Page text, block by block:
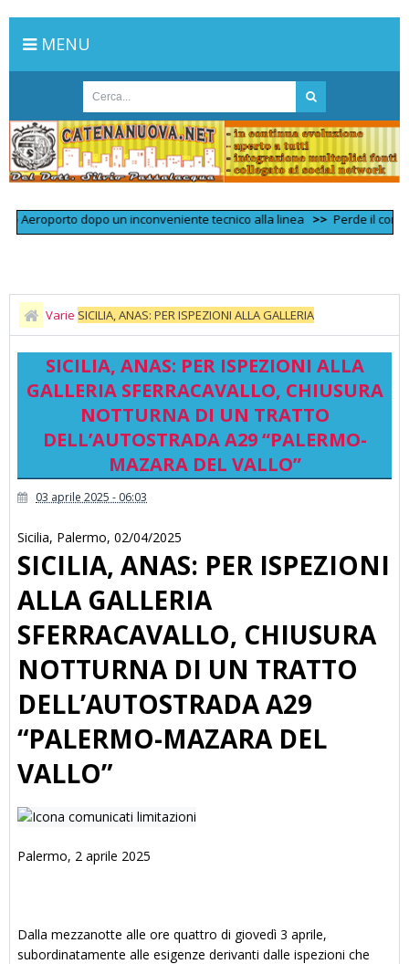
MENU
dopo un inconveniente tecnico alla linea >> Perde il
Varie SICILIA, ANAS: PER ISPEZIONI ALLA GALLERIA
SFERRACAVALLO, CHIUSURA NOTTURNA DI UN TRATTO
DELL’AUTOSTRADA A29 “PALERMO-MAZARA DEL VALLO”
SICILIA, ANAS: PER ISPEZIONI ALLA
GALLERIA SFERRACAVALLO, CHIUSURA
NOTTURNA DI UN TRATTO
DELL’AUTOSTRADA A29 “PALERMO-
MAZARA DEL VALLO”
03 aprile 2025 - 06:03
Sicilia, Palermo, 02/04/2025
SICILIA, ANAS: PER ISPEZIONI
ALLA GALLERIA
SFERRACAVALLO, CHIUSURA
NOTTURNA DI UN TRATTO
DELL’AUTOSTRADA A29
“PALERMO-MAZARA DEL
VALLO”
Palermo, 2 aprile 2025
Dalla mezzanotte alle ore quattro di giovedì 3 aprile,
subordinatamente alle esigenze derivanti dalle ispezioni che